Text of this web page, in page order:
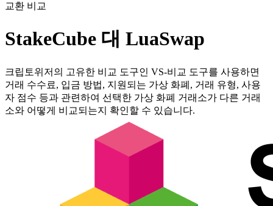
교환 비교
StakeCube 대 LuaSwap
크립토위저의 고유한 비교 도구인 VS-비교 도구를 사용하면
거래 수수료, 입금 방법, 지원되는 가상 화폐, 거래 유형, 사용
자 점수 등과 관련하여 선택한 가상 화폐 거래소가 다른 거래
소와 어떻게 비교되는지 확인할 수 있습니다.